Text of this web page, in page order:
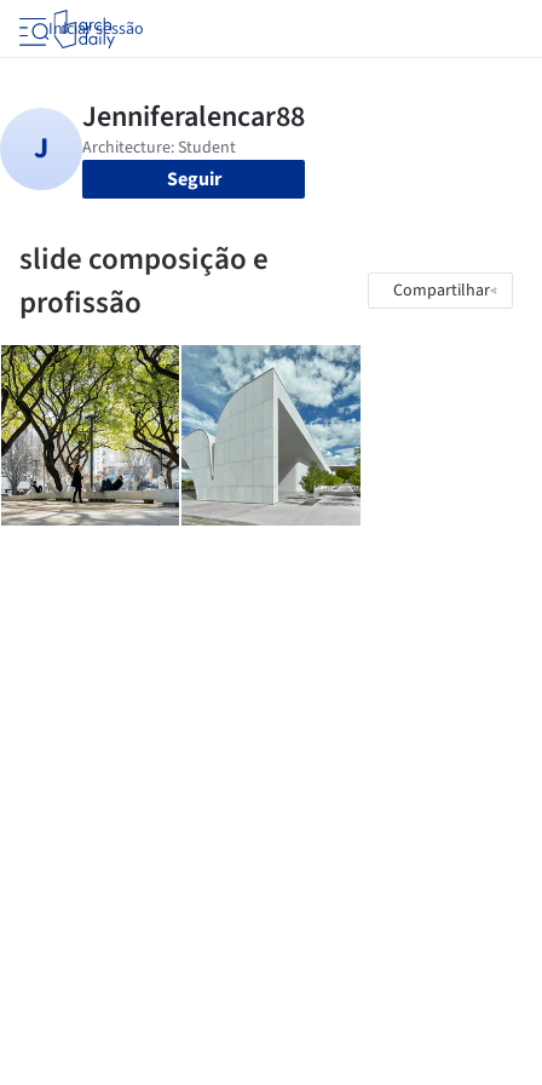
Iniciar sessão
Seguir
slide composição e
profissão
Compartilhar